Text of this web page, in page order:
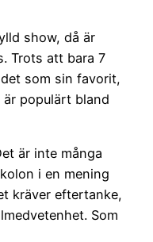
show, då är
Trots att bara 7
som sin favorit,
populärt bland
är inte många
i en mening
kräver eftertanke,
Som